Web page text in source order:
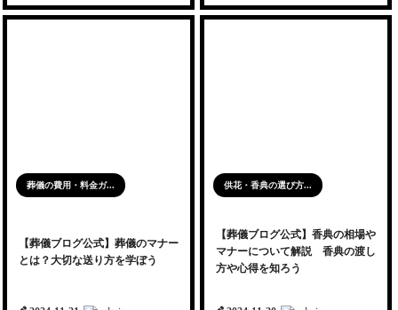
葬儀の費用・料金ガ...
【葬儀ブログ公式】葬儀のマナー
とは？大切な送り方を学ぼう
供花・香典の選び方...
【葬儀ブログ公式】香典の相場や
マナーについて解説 香典の渡し
方や心得を知ろう